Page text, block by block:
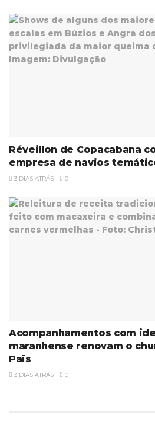
Réveillon de Copacabana
empresa de navios
3 DIAS ATRÁS 0
Acompanhamentos com
maranhense renovam o
Pais
3 DIAS ATRÁS 0